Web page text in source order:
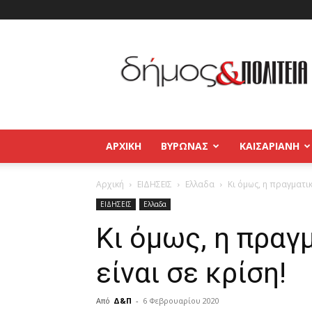
και
Πολιτεία
Βύρωνας
–
Παγκράτι
ΑΡΧΙΚΉ ΒΥΡΩΝΑΣ ΚΑΙΣΑΡΙΑΝΗ
Αρχική ΕΙΔΗΣΕΙΣ Ελλαδα Κι όμως, η
ΕΙΔΗΣΕΙΣ Ελλαδα
Κι όμως, η
είναι σε κρίση!
Από Δ&Π - 6 Φεβρουαρίου 2020